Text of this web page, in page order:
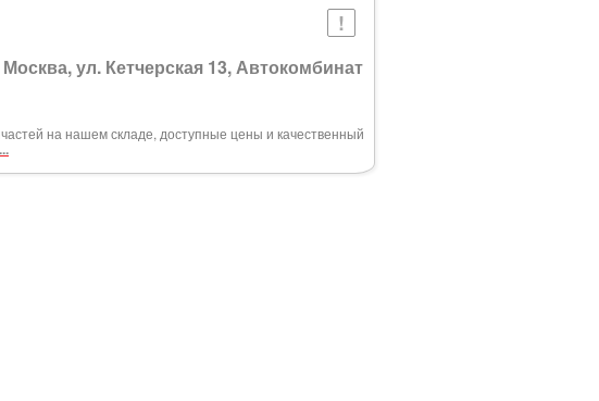
ул. Кетчерская 13, Автокомбинат
на нашем складе, доступные цены и качественный